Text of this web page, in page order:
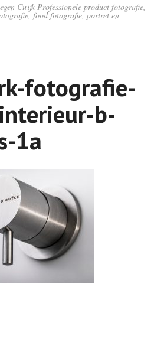
Cuijk Professionele product fotografie,
food fotografie, portret en
fotografie-
b-
1a